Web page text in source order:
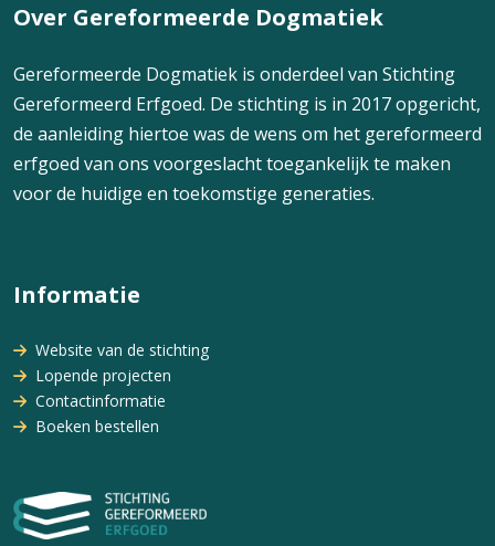
Over Gereformeerde Dogmatiek
Gereformeerde Dogmatiek is onderdeel van Stichting
Gereformeerd Erfgoed. De stichting is in 2017 opgericht,
de aanleiding hiertoe was de wens om het gereformeerd
erfgoed van ons voorgeslacht toegankelijk te maken
voor de huidige en toekomstige generaties.
Informatie
Website van de stichting
Lopende projecten
Contactinformatie
Boeken bestellen